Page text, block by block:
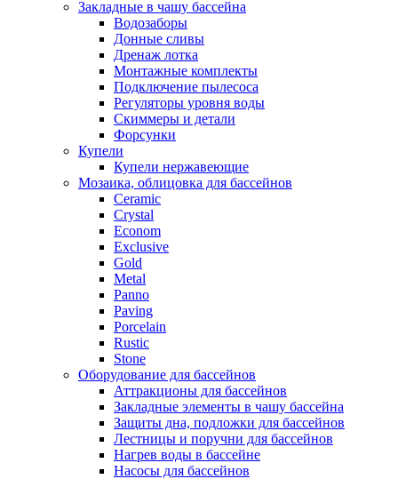
Закладные в чашу бассейна
Водозаборы
Донные сливы
Дренаж лотка
Монтажные комплекты
Подключение пылесоса
Регуляторы уровня воды
Скиммеры и детали
Форсунки
Купели
Купели нержавеющие
Мозаика, облицовка для бассейнов
Ceramic
Crystal
Econom
Exclusive
Gold
Metal
Panno
Paving
Porcelain
Rustic
Stone
Оборудование для бассейнов
Аттракционы для бассейнов
Закладные элементы в чашу бассейна
Защиты дна, подложки для бассейнов
Лестницы и поручни для бассейнов
Нагрев воды в бассейне
Насосы для бассейнов